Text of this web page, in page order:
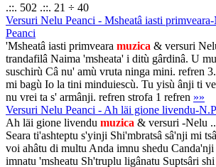
.::. 502 .::. 21 ÷ 40
Versuri Nelu Peanci - Msheatâ iasti
Peanci
'Msheatâ iasti primveara muzica & versuri
trandafilâ Naima 'msheata' i ditù gârdinâ. U
suschirù Câ nu' amù vruta ninga mini. refren
mi bagù Io la tini minduiescù. Tu yisù ânji ti
nu vrei ta s' armânji. refren strofa 1 refren »»
Versuri Nelu Peanci - Ah läi gione livendu-
Ah läi gione livendu muzica & versuri -Nelu
Seara ti'ashteptu s'yinji Shi'mbratsâ sâ'nji mi
voi ahâtu di multu Anda imnu shedu
imnatu 'msheatu Sh'truplu ligânatu Suptsâri